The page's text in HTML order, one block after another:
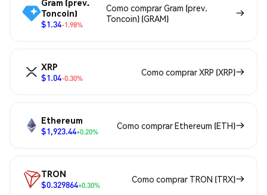
Gram (prev.
Toncoin)
$1.34-1.98%
Como comprar Gram (prev.
Toncoin) (GRAM)
XRP
$1.04-0.30%
Como comprar XRP (XRP)
Ethereum
$1,923.44+0.20%
Como comprar Ethereum (ETH)
TRON
$0.329864+0.30%
Como comprar TRON (TRX)